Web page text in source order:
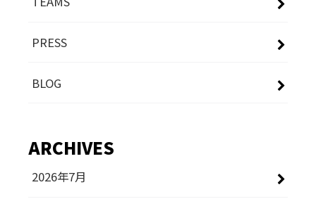
PRESS
BLOG
ARCHIVES
2026年7月